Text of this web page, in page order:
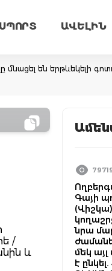
ԱՎԵԼԻՆ
մնացել են երթևեկելի
/
և
Գայի
(Վիշկա)
նրա
մեկ
է